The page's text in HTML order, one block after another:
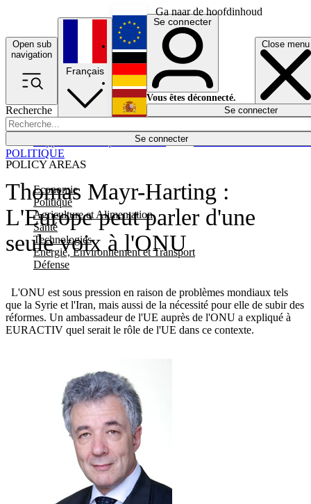
Ga naar de hoofdinhoud
Open sub
navigation
Close menu
Recherche
Se connecter
POLICY AREAS
Economie
Politique
Agriculture et Alimentation
Santé
Technologies
Energie, Environnement et Transport
Défense
Économie
Français
English
Deutsch
Español
Se connecter
Vous êtes déconnecté.
Se connecter
Thomas Mayr-Harting :
L'Europe peut parler d'une
seule voix à l'ONU
L'ONU est sous pression en raison de problèmes mondiaux tels
que la Syrie et l'Iran, mais aussi de la nécessité pour elle de subir des
réformes. Un ambassadeur de l'UE auprès de l'ONU a expliqué à
EURACTIV quel serait le rôle de l'UE dans ce contexte.
POLITIQUE